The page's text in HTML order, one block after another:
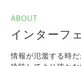
ABOUT
インターフ
情報が氾濫する時だ